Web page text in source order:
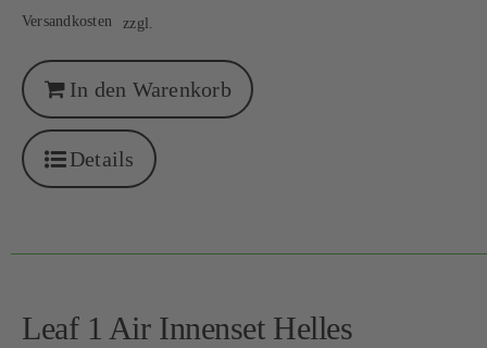
zzgl.
Versandkosten
In den Warenkorb
Details
Leaf 1 Air Innenset Helles